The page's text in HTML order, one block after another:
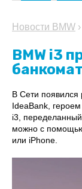
Новости BMW ›
BMW i3
банкомат
В Сети появился
IdeaBank, героем
i3,
можно с
или iPhone.